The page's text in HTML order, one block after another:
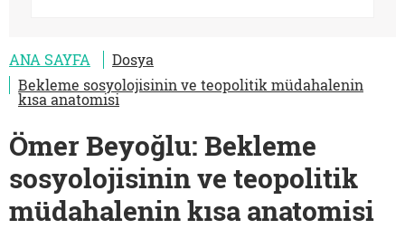
ANA SAYFA
Dosya
Bekleme sosyolojisinin ve teopolitik müdahalenin
kısa anatomisi
Ömer Beyoğlu: Bekleme
sosyolojisinin ve teopolitik
müdahalenin kısa anatomisi